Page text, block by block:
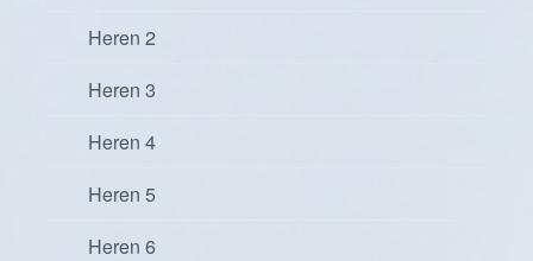
Heren 2
Heren 3
Heren 4
Heren 5
Heren 6